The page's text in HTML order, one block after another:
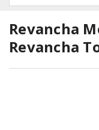
Revancha
Revancha